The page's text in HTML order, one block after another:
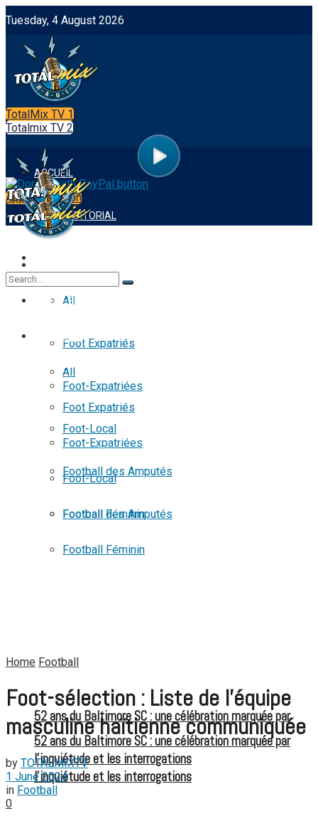
Tuesday, 4 August 2026
TotalMix TV 1
Totalmix TV 2
App Integration
ACCUEIL
NOTRE EDITORIAL
All
Foot Expatriés
Foot-Expatriées
Foot-Local
Football des Amputés
Football Féminin
52 ans du Baltimore SC : une célébration marquée par
l’inquiétude et les interrogations
NOTRE EDITORIAL
FOOTBALL
All
Foot Expatriés
Foot-Expatriées
Foot-Local
Football des Amputés
Football Féminin
52 ans du Baltimore SC : une célébration marquée par
l’inquiétude et les interrogations
View All Result
Home Football
Foot-sélection : Liste de l’équipe
masculine haïtienne communiquée
by TOTALMIXTV
1 June 2024
in Football
0